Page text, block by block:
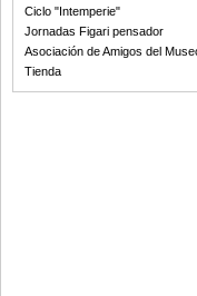
Ciclo "Intemperie"
Jornadas Figari pensador
Asociación de Amigos del
Tienda